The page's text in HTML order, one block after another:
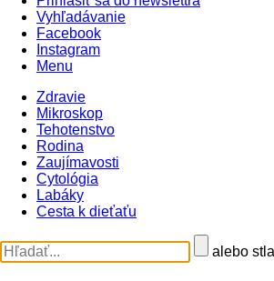
Vyhľadávanie
Facebook
Instagram
Menu
Zdravie
Mikroskop
Tehotenstvo
Rodina
Zaujímavosti
Cytológia
Labáky
Cesta k dieťaťu
alebo